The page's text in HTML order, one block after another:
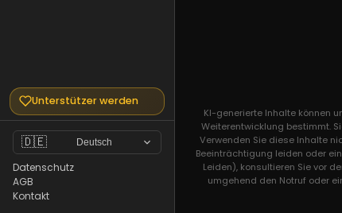
Unterstützer werden
🇩🇪 Deutsch
Datenschutz
AGB
Kontakt
KI-generierte Inhalte können
Weiterentwicklung bestimmt.
Verwenden Sie diese Inhalte
Beeinträchtigung leiden oder
Leiden), konsultieren Sie vor
umgehend den Notruf oder